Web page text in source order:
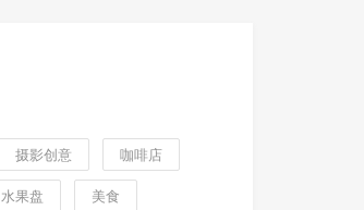
摄影创意 咖啡店
水果盘 美食